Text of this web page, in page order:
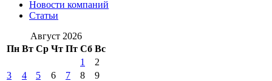
Новости компаний
Статьи
Август 2026
Пн Вт Ср Чт Пт Сб Вс
1
2
3
4 5 6 7 8
9